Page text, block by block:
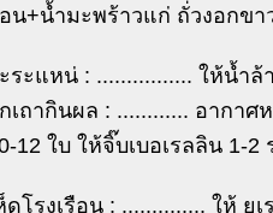
น+น้ำมะพร้าวแก่ ถั่วงอกข
ระแหน่ : ................ ให้น้ำ
เถากินผล : ............ อากา
12 ใบ ให้จิ๊บเบอเรลลิน 1-
ดโรงเรือน : .............. ให้